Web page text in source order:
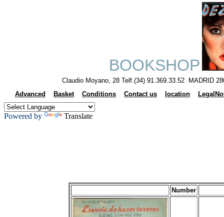
BOOKSHOP
Claudio Moyano, 28 Telf.(34) 91.369.33.52 MADRID
Advanced
Basket Conditions Contact us location
Powered by Translate
Number